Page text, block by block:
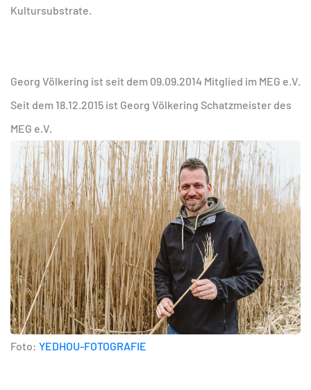
Kultursubstrate.
Georg Völkering ist seit dem 09.09.2014 Mitglied im MEG e.V.
Seit dem 18.12.2015 ist Georg Völkering Schatzmeister des
MEG e.V.
Foto: YEDHOU-FOTOGRAFIE